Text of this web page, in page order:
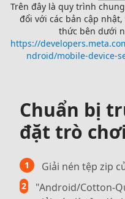
Trên đây là quy trình
đổi với các bản cập
thức bên dưới
https://
ndroid/mobile-device-
Chuẩn bị
đặt trò chơi
1 Giải nén tệp zip
2
"Android/Cotton-